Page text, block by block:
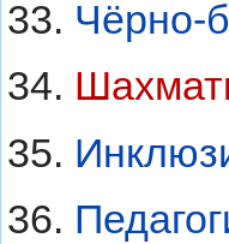
Чёрно-